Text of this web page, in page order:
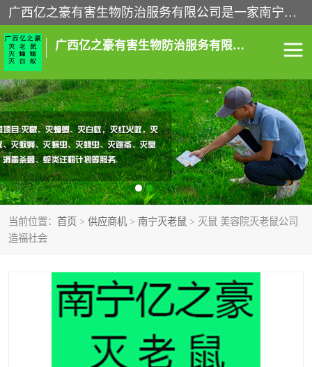
广西亿之豪有害生物防治服务有限公司是一家南宁灭鼠公司、灭蟑螂公司，南宁杀虫公司，南宁除虫公司，南宁灭跳蚤公司，南宁灭白蚁公司，南宁除四害公司,广西亿之豪有害生物防治服务有限公司专业灭蟑螂,除臭虫,其他害虫,服务上门,安全环保,售后保障,一次消杀，竭诚为您服务.
广西亿之豪有害生物防治服务有限公司
当前位置： 首页 > 供应商机 > 南宁灭老鼠 > 灭鼠 美容院灭老鼠公司
造福社会
南宁灭白蚁 南宁灭老鼠
南宁灭蟑螂 南宁杀虫
南宁除四害 南宁消杀
南宁除虫公司